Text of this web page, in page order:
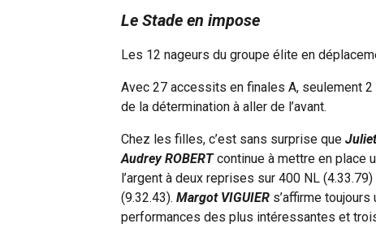
Le Stade en impose
Les 12 nageurs du groupe élite en
Avec 27 accessits en finales A, seulement
de la détermination à aller de l’avant.
Chez les filles, c’est sans surprise que
Audrey ROBERTcontinue à mettre en place
l’argent à deux reprises sur 400 NL
(9.32.43).Margot VIGUIER s’affirme
performances des plus intéressantes et